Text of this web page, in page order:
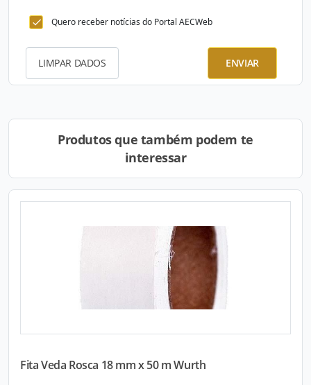
Quero receber notícias do Portal AECWeb
LIMPAR DADOS ENVIAR
Produtos que também podem te
interessar
Fita Veda Rosca 18 mm x 50 m Wurth